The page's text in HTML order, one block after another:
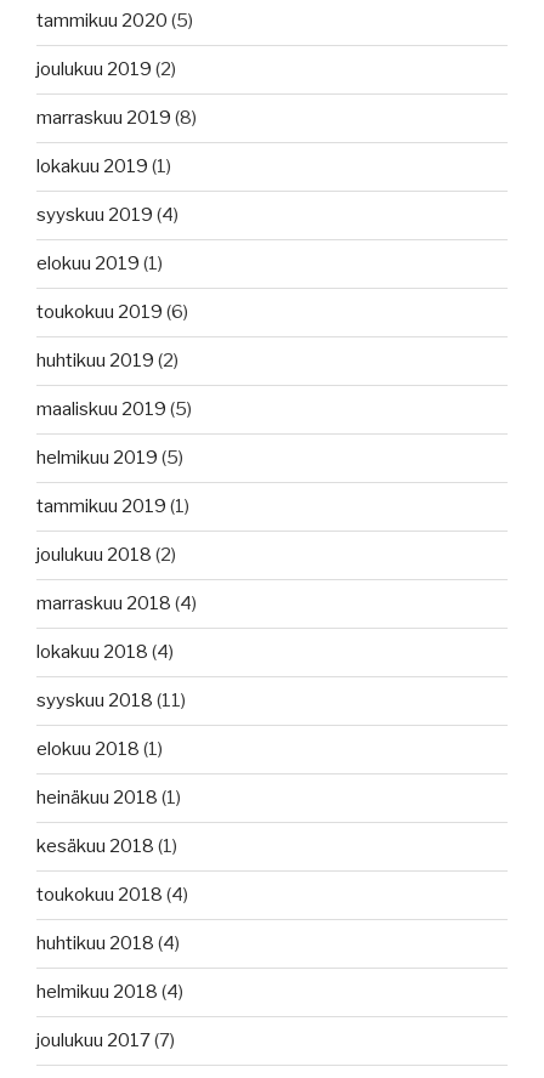
tammikuu 2020 (5)
joulukuu 2019 (2)
marraskuu 2019 (8)
lokakuu 2019 (1)
syyskuu 2019 (4)
elokuu 2019 (1)
toukokuu 2019 (6)
huhtikuu 2019 (2)
maaliskuu 2019 (5)
helmikuu 2019 (5)
tammikuu 2019 (1)
joulukuu 2018 (2)
marraskuu 2018 (4)
lokakuu 2018 (4)
syyskuu 2018 (11)
elokuu 2018 (1)
heinäkuu 2018 (1)
kesäkuu 2018 (1)
toukokuu 2018 (4)
huhtikuu 2018 (4)
helmikuu 2018 (4)
joulukuu 2017(7)